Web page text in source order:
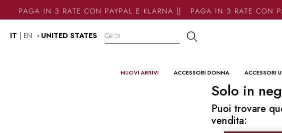
PAGA IN 3 RATE CON PAYPAL E KLARNA || PAGA IN 3 RATE CON
IT EN - UNITED STATES
NUOVI ARRIVI ACCESSORI DONNA ACCESSORI
Solo in
Puoi trovare
vendita: